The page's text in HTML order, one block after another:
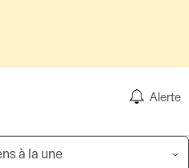
Alerte